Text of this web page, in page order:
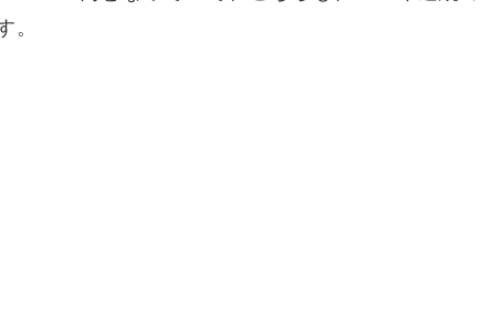
。